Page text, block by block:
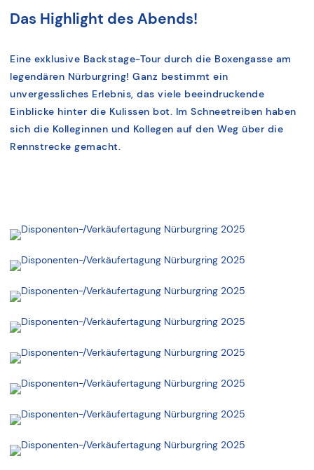
Das Highlight des Abends!
Eine exklusive Backstage-Tour durch die Boxengasse am
legendären Nürburgring! Ganz bestimmt ein
unvergessliches Erlebnis, das viele beeindruckende
Einblicke hinter die Kulissen bot. Im Schneetreiben haben
sich die Kolleginnen und Kollegen auf den Weg über die
Rennstrecke gemacht.